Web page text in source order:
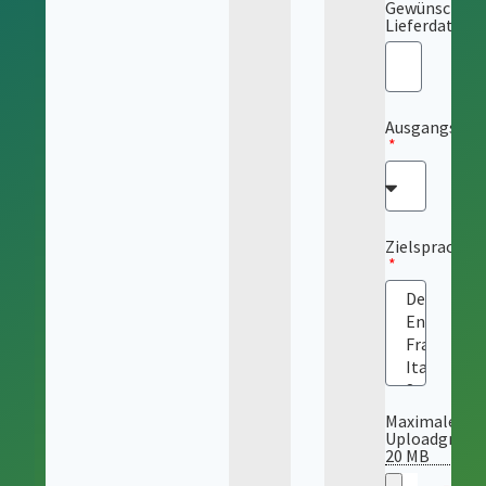
Gewünschtes
Lieferdatum
Zielsprache
Maximale
20 MB